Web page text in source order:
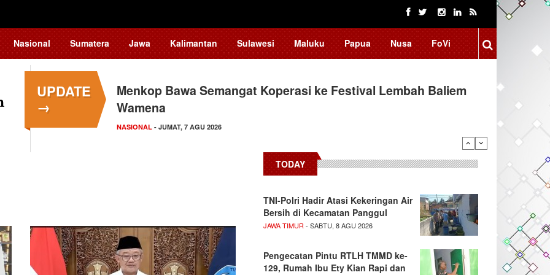
Nasional Sumatera Jawa Kalimantan Sulawesi Maluku Papua Nusa FoVi
UPDATE
→
Menkop Bawa Semangat Koperasi ke Festival Lembah Baliem
Wamena
NASIONAL - JUMAT, 7 AGU 2026
TODAY
TNI-Polri Hadir Atasi Kekeringan Air
Bersih di Kecamatan Panggul
JAWA TIMUR - SABTU, 8 AGU 2026
Pengecatan Pintu RTLH TMMD ke-
129, Rumah Ibu Ety Kian Rapi dan